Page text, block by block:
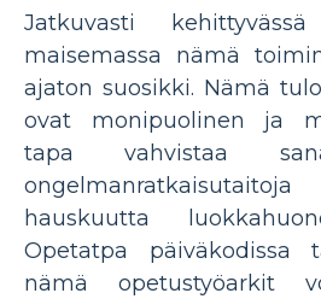
Jatkuvasti kehittyvässä
maisemassa nämä
ajaton suosikki. Nämä
ovat monipuolinen ja
tapa vahvistaa
hauskuutta
Opetatpa päiväkodissa
nämä opetustyöarkit